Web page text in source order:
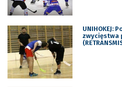
UNIHOKEJ:
zwycięstwa